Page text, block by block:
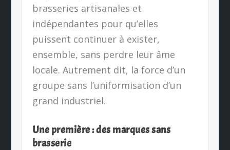
brasseries artisanales et
indépendantes pour qu’elles
puissent continuer à exister,
ensemble, sans perdre leur âme
locale. Autrement dit, la force d’un
groupe sans l’uniformisation d’un
grand industriel.
Une première : des marques sans
brasserie